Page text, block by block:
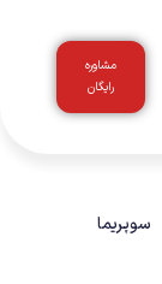
مشاوره
رایگان
سوپریما